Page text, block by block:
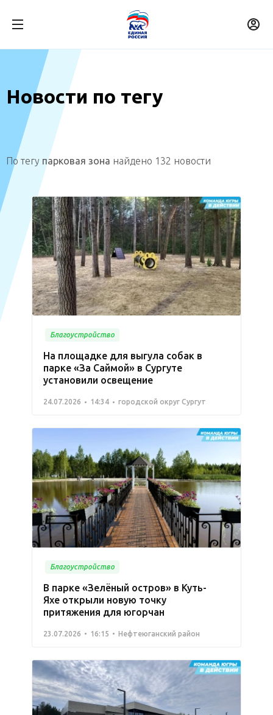
Новости по тегу
По тегу парковая зона найдено 132 новости
Благоустройство
На площадке для выгула собак в
парке «За Саймой» в Сургуте
установили освещение
24.07.2026 14:34 городской округ Сургут
Благоустройство
В парке «Зелёный остров» в Куть-
Яхе открыли новую точку
притяжения для югорчан
23.07.2026 16:15 Нефтеюганский район